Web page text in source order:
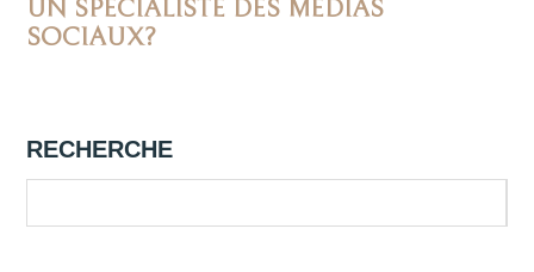
UN SPÉCIALISTE DES MÉDIAS
SOCIAUX?
RECHERCHE